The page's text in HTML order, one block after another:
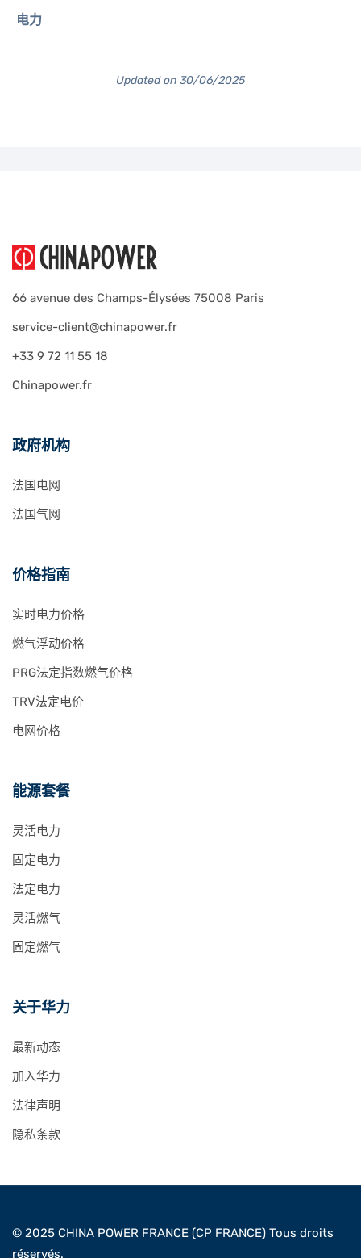
电力
Updated on 30/06/2025
66 avenue des Champs-Élysées 75008 Paris
service-client@chinapower.fr
+33 9 72 11 55 18
Chinapower.fr
政府机构
法国电网
法国气网
价格指南
实时电力价格
燃气浮动价格
PRG法定指数燃气价格
TRV法定电价
电网价格
能源套餐
灵活电力
固定电力
法定电力
灵活燃气
固定燃气
关于华力
最新动态
加入华力
法律声明
隐私条款
© 2025 CHINA POWER FRANCE (CP FRANCE) Tous droits
réservés.